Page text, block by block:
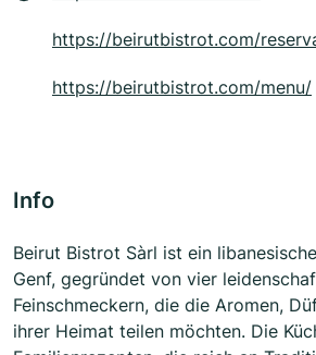
https://beirutbistrot.com/
https://beirutbistrot.com/menu/
Info
Beirut Bistrot Sàrl ist ein
Genf, gegründet von vier
Feinschmeckern, die die Aromen,
ihrer Heimat teilen möchten. Die